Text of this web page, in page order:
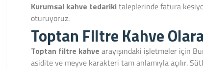
Kurumsal kahve tedariki taleplerinde fatura
oturuyoruz.
Toptan Filtre Kahve
Toptan filtre kahve arayışındaki işletmeler için
asidite ve meyve karakteri tam anlamıyla açılır.